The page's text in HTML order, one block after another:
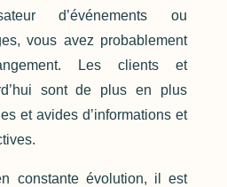
d’événements ou
vous avez probablement
Les clients et
sont de plus en plus
et avides d’informations et
constante évolution, il est